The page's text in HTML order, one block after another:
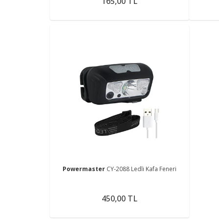
Powermaster CY-2088 Ledli Kafa Feneri
450,00 TL